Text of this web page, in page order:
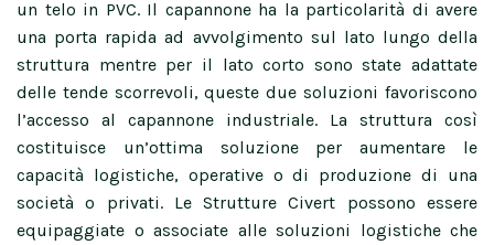
un telo in PVC. Il capannone ha la particolarità di avere
una porta rapida ad avvolgimento sul lato lungo della
struttura mentre per il lato corto sono state adattate
delle tende scorrevoli, queste due soluzioni favoriscono
l’accesso al capannone industriale. La struttura così
costituisce un’ottima soluzione per aumentare le
capacità logistiche, operative o di produzione di una
società o privati. Le Strutture Civert possono essere
equipaggiate o associate alle soluzioni logistiche che